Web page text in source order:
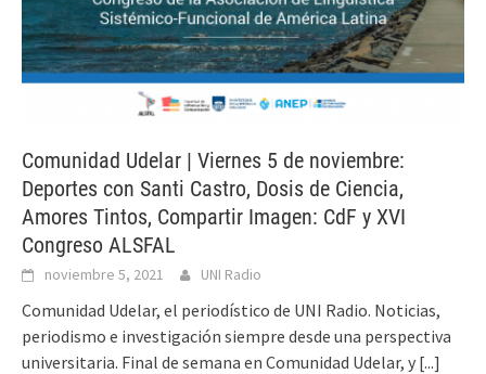
Comunidad Udelar | Viernes 5 de noviembre:
Deportes con Santi Castro, Dosis de Ciencia,
Amores Tintos, Compartir Imagen: CdF y XVI
Congreso ALSFAL
noviembre 5, 2021 UNI Radio
Comunidad Udelar, el periodístico de UNI Radio. Noticias,
periodismo e investigación siempre desde una perspectiva
universitaria. Final de semana en Comunidad Udelar, y [...]